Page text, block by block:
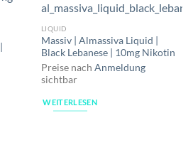
LIQUID
Massiv | Almassiva Liquid |
Black Lebanese | 10mg Nikotin
Preise nach Anmeldung
sichtbar
WEITERLESEN